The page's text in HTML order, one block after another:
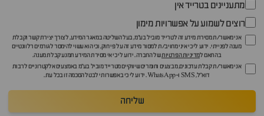
מתעניינים בטרייד אין
רוצים לשמוע על אפשרויות מימון
אני מאשר/ת מסירת מידע זה לטרייד מוביל בע"מ, בעל השליטה במאגר המידע, לצורך יצירת קשר וקבלת
מענה לפנייתי. ידוע לי כי איני מחויב/ת למסור מידע זה על פי חוק, וכי הוא עשוי להימסר לגורמים רלוונטיים
בהתאם למדיניות הפרטיותשל החברה. ידוע לי כי אי מסירת המידע תמנע קבלת מענה.
אני מאשר/ת קבלת עדכונים, מבצעים וחומרים שיווקיים מטרייד מוביל בע"מ באמצעים אלקטרוניים לרבות
דוא״ל, SMS ו-WhatsApp. ידוע לי כי באפשרותי לבטל הסכמה זו בכל עת.
שליחה